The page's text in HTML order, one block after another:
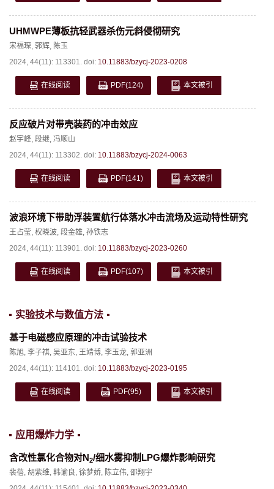
UHMWPE薄板抗轻武器杀伤元斜侵彻研究
宋福琛, 郭辉, 陈玉
2024, 44(11): 113301. doi: 10.11883/bzycj-2023-0208
在线阅读 PDF(124) 本文被引
反应破片对带壳装药的冲击效应
赵宇峰, 段继, 冯顺山
2024, 44(11): 113302. doi: 10.11883/bzycj-2024-0063
在线阅读 PDF(141) 本文被引
波浪环境下带助浮装置航行体落水冲击流场及运动特性研究
王占莹, 权晓波, 段金雄, 孙铁志
2024, 44(11): 113901. doi: 10.11883/bzycj-2023-0260
在线阅读 PDF(107) 本文被引
实验技术与数值方法
基于电磁感应原理的冲击试验技术
陈旭, 李子祺, 吴亚东, 王靖博, 李玉龙, 郭亚洲
2024, 44(11): 114101. doi: 10.11883/bzycj-2023-0195
在线阅读 PDF(95) 本文被引
应用爆炸力学
含改性氯化合物对N2/细水雾抑制LPG爆炸影响研究
裴蓓, 胡紫维, 韩谕良, 徐梦娇, 陈立伟, 邵翔宇